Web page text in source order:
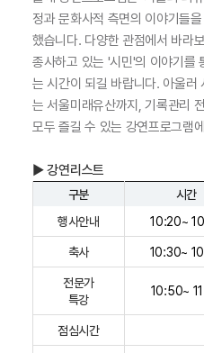
정과 문화사적 측면의 이야기들
했습니다. 다양한 관점에서 바라
종사하고 있는 '시민'의 이야기를
는 시간이 되길 바랍니다. 아울러
는 서울미래유산까지, 기록관리
모두 즐길 수 있는 강연프로그램
▶ 강연리스트
구분 시간
행사안내
10:20~
축사 10:30~
전문가
특강
10:50~
점심시간